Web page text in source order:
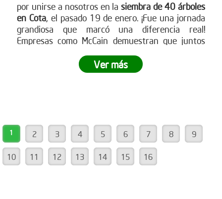
por unirse a nosotros en lasiembra de 40 árboles
en Cota, el pasado 19 de enero. ¡Fue una jornada
grandiosa que marcó una diferencia real!
Empresas como McCain demuestran que juntos
entorno. ¿Tu empresa está lista para ser parte del
cambio? Únete a nuestras siembras empresariales
Ver más
1 2 3 4 5 6 7 8 9
10 11 12 13 14 15 16